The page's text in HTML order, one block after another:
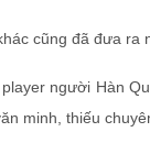
cũng đã đưa ra
người Hàn
minh, thiếu